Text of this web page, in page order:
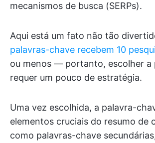
mecanismos de busca (SERPs).
Aqui está um fato não tão
palavras-chave recebem 10
ou menos — portanto, escolher a
requer um pouco de estratégia.
Uma vez escolhida, a palavra-
elementos cruciais do resumo de
como palavras-chave